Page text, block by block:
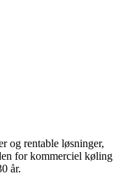
og rentable løsninger,
for kommerciel køling
år.